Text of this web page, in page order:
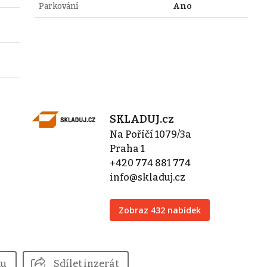
Parkování Ano
SKLADUJ.cz
Na Poříčí 1079/3a
Praha 1
+420 774 881 774
info@skladuj.cz
Zobraz 432 nabídek
Sdílet inzerát